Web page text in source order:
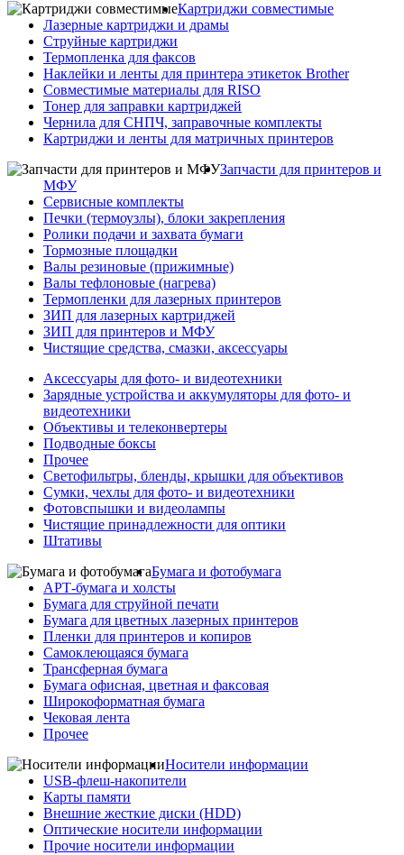
Картриджи совместимые
Лазерные картриджи и драмы
Струйные картриджи
Термопленка для факсов
Наклейки и ленты для принтера этикеток Brother
Совместимые материалы для RISO
Тонер для заправки картриджей
Чернила для СНПЧ, заправочные комплекты
Картриджи и ленты для матричных принтеров
Запчасти для принтеров и
МФУ
Сервисные комплекты
Печки (термоузлы), блоки закрепления
Ролики подачи и захвата бумаги
Тормозные площадки
Валы резиновые (прижимные)
Валы тефлоновые (нагрева)
Термопленки для лазерных принтеров
ЗИП для лазерных картриджей
ЗИП для принтеров и МФУ
Чистящие средства, смазки, аксессуары
Аксессуары для фото- и видеотехники
Зарядные устройства и аккумуляторы для фото- и
видеотехники
Объективы и телеконвертеры
Подводные боксы
Прочее
Светофильтры, бленды, крышки для объективов
Сумки, чехлы для фото- и видеотехники
Фотовспышки и видеолампы
Чистящие принадлежности для оптики
Штативы
Бумага и фотобумага
АРТ-бумага и холсты
Бумага для струйной печати
Бумага для цветных лазерных принтеров
Пленки для принтеров и копиров
Самоклеющаяся бумага
Трансферная бумага
Бумага офисная, цветная и факсовая
Широкоформатная бумага
Чековая лента
Прочее
Носители информации
USB-флеш-накопители
Карты памяти
Внешние жесткие диски (HDD)
Оптические носители информации
Прочие носители информации